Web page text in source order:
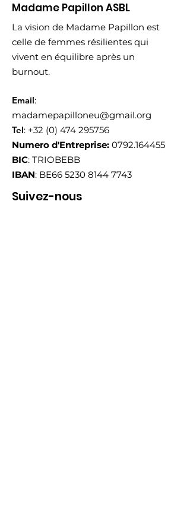
Madame Papillon ASBL
La vision de Madame Papillon est
celle de femmes résilientes qui
vivent en équilibre après un
burnout.
Email:
madamepapilloneu@gmail.org
Tel: +32 (0) 474 295756
Numero d'Entreprise: 0792.164455
BIC: TRIOBEBB
IBAN: BE66 5230 8144 7743
Suivez-nous